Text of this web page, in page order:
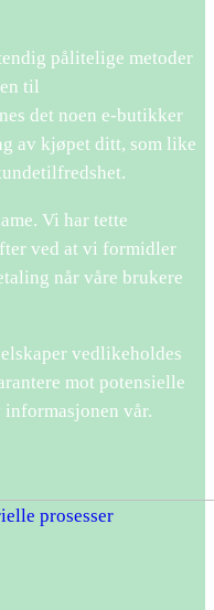
pålitelige metoder
til
det noen e-butikker
av kjøpet ditt, som like
Vi har tette
ved at vi formidler
når våre brukere
vedlikeholdes
mot potensielle
informasjonen vår.